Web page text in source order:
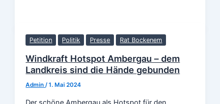
Petition Politik Presse Rat Bockenem
Windkraft Hotspot Ambergau – dem
Landkreis sind die Hände gebunden
Admin/1. Mai 2024